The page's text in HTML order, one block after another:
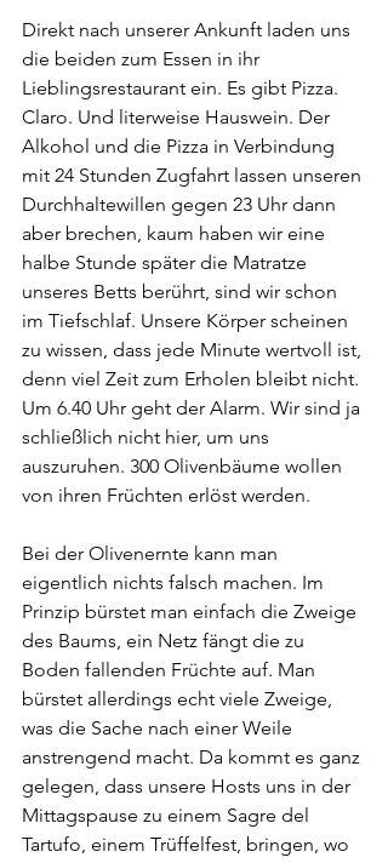
Direkt nach unserer Ankunft laden uns
die beiden zum Essen in ihr
Lieblingsrestaurant ein. Es gibt Pizza.
Claro. Und literweise Hauswein. Der
Alkohol und die Pizza in Verbindung
mit 24 Stunden Zugfahrt lassen unseren
Durchhaltewillen gegen 23 Uhr dann
aber brechen, kaum haben wir eine
halbe Stunde später die Matratze
unseres Betts berührt, sind wir schon
im Tiefschlaf. Unsere Körper scheinen
zu wissen, dass jede Minute wertvoll ist,
denn viel Zeit zum Erholen bleibt nicht.
Um 6.40 Uhr geht der Alarm. Wir sind ja
schließlich nicht hier, um uns
auszuruhen. 300 Olivenbäume wollen
von ihren Früchten erlöst werden.
Bei der Olivenernte kann man
eigentlich nichts falsch machen. Im
Prinzip bürstet man einfach die Zweige
des Baums, ein Netz fängt die zu
Boden fallenden Früchte auf. Man
bürstet allerdings echt viele Zweige,
was die Sache nach einer Weile
anstrengend macht. Da kommt es ganz
gelegen, dass unsere Hosts uns in der
Mittagspause zu einem Sagre del
Tartufo, einem Trüffelfest, bringen, wo